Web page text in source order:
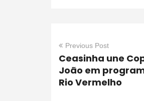
Previous Post
Ceasinha une
João em
Rio Vermelho